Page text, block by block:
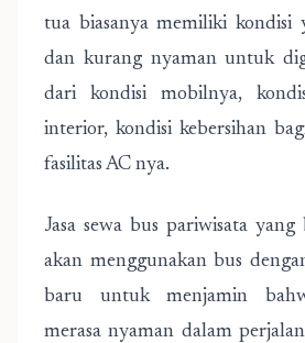
tua biasanya memiliki kondisi
dan kurang nyaman untuk
dari kondisi mobilnya,
interior, kondisi kebersihan
fasilitas AC nya.
Jasa sewa bus pariwisata
akan menggunakan bus
baru untuk menjamin
merasa nyaman dalam